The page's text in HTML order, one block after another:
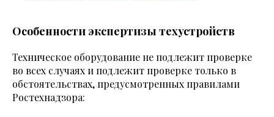
Особенности экспертизы техустройств
Техническое оборудование не подлежит проверке
во всех случаях и подлежит проверке только в
обстоятельствах, предусмотренных правилами
Ростехнадзора: